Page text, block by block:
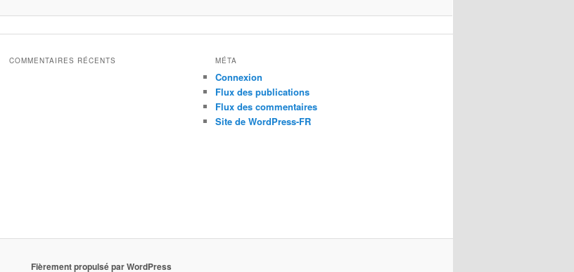
COMMENTAIRES RÉCENTS MÉTA
Connexion
Flux des publications
Flux des commentaires
Site de WordPress-FR
Fièrement propulsé par WordPress